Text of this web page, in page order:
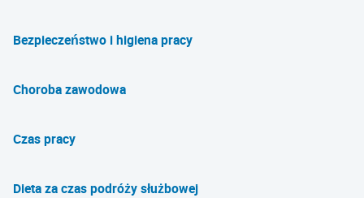
Bezpieczeństwo i higiena pracy
Choroba zawodowa
Czas pracy
Dieta za czas podróży służbowej